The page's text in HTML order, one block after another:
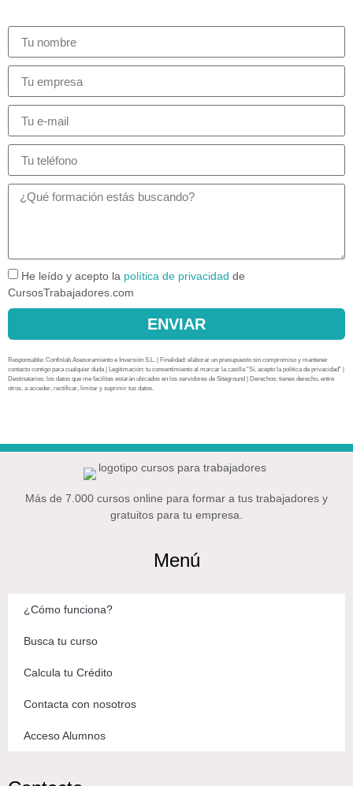
He leído y acepto la política de privacidad de
CursosTrabajadores.com
ENVIAR
Responsable: Confislab Asesoramiento e Inversión S.L. | Finalidad: elaborar un presupuesto sin compromiso y mantener
contacto contigo para cualquier duda | Legitimación: tu consentimiento al marcar la casilla “Sí, acepto la política de privacidad” |
Destinatarios: los datos que me facilitas estarán ubicados en los servidores de Siteground | Derechos: tienes derecho, entre
otros, a acceder, rectificar, limitar y suprimir tus datos.
Más de 7.000 cursos online para formar a tus trabajadores y
gratuitos para tu empresa.
Menú
¿Cómo funciona?
Busca tu curso
Calcula tu Crédito
Contacta con nosotros
Acceso Alumnos